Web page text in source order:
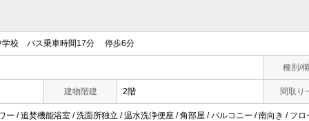
校 バス乗車時間17分 停歩6分
種別/
建物階建 2階 間取り
ー / 追焚機能浴室 / 洗面所独立 / 温水洗浄便座 / 角部屋 / バルコニー / 南向き / フ